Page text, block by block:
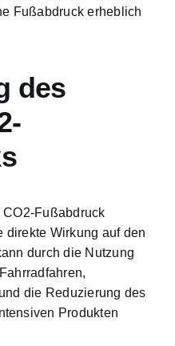
Fußabdruck erheblich
des
CO2-Fußabdruck
direkte Wirkung auf den
durch die Nutzung
die Reduzierung des
Produkten